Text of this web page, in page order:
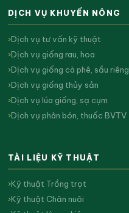
DỊCH VỤ KHUYẾN NÔNG
Dịch vụ tư vấn kỹ thuật
Dịch vụ giống rau, hoa
Dịch vụ giống cà phê, sầu
Dịch vụ giống thủy sản
Dịch vụ lúa giống, sạ cụm
Dịch vụ phân bón, thuốc BVTV
TÀI LIỆU KỸ THUẬT
Kỹ thuật Trồng trọt
Kỹ thuật Chăn nuôi